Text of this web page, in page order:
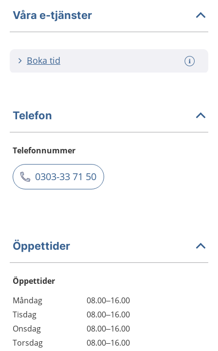
Våra e-tjänster
Boka tid
Telefon
Telefonnummer
0303-33 71 50
Öppettider
Öppettider
Dag
Öppettider
Kommentarer
Måndag
08.00–16.00
Tisdag
08.00–16.00
Onsdag
08.00–16.00
Torsdag
08.00–16.00